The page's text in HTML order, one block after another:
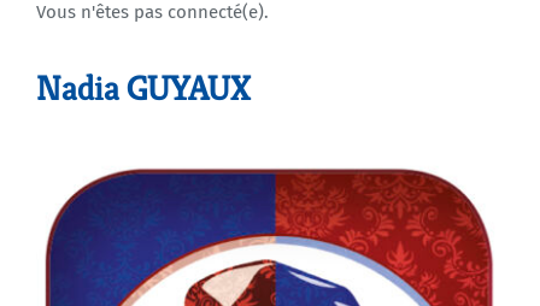
Agenda
Vous n'êtes pas connecté(e).
Nadia GUYAUX